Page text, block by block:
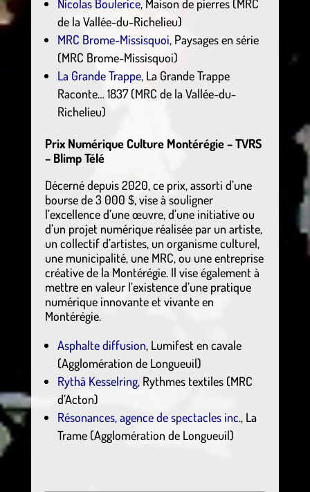
Nicolas Boulerice, Maison de pierres (MRC
de la Vallée-du-Richelieu)
MRC Brome-Missisquoi, Paysages en série
(MRC Brome-Missisquoi)
La Grande Trappe, La Grande Trappe
Raconte… 1837 (MRC de la Vallée-du-
Richelieu)
Prix Numérique Culture Montérégie – TVRS
– Blimp Télé
Décerné depuis 2020, ce prix, assorti d’une
bourse de 3 000 $, vise à souligner
l’excellence d’une œuvre, d’une initiative ou
d’un projet numérique réalisée par un artiste,
un collectif d’artistes, un organisme culturel,
une municipalité, une MRC, ou une entreprise
créative de la Montérégie. Il vise également à
mettre en valeur l’existence d’une pratique
numérique innovante et vivante en
Montérégie.
Asphalte diffusion, Lumifest en cavale
(Agglomération de Longueuil)
Rythâ Kesselring, Rythmes textiles (MRC
d’Acton)
Résonances, agence de spectacles inc., La
Trame (Agglomération de Longueuil)